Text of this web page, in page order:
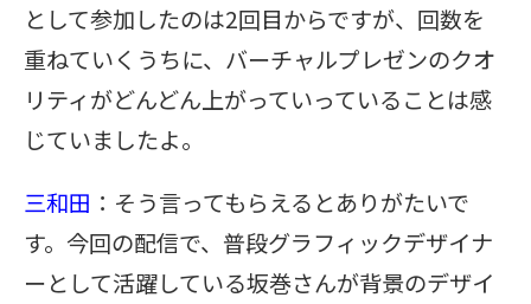
として参加したのは2回目からですが、回数を
重ねていくうちに、バーチャルプレゼンのクオ
リティがどんどん上がっていっていることは感
じていましたよ。
三和田 ：そう言ってもらえるとありがたいで
す。今回の配信で、普段グラフィックデザイナ
ーとして活躍している坂巻さんが背景のデザイ